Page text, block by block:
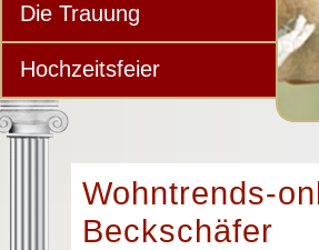
Die Trauung
Hochzeitsfeier
Wohntrends-
Beckschäfer